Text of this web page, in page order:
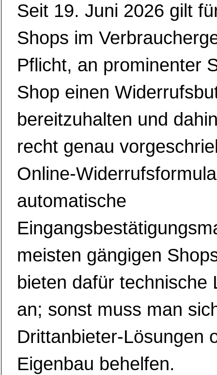
Seit 19. Juni 2026 gilt
Shops im
Pflicht, an prominenter
Shop einen
bereitzuhalten und
recht genau
Online-
automatische
meisten gängigen
bieten dafür technische
an; sonst muss man
Drittanbieter-Lösungen
Eigenbau behelfen.